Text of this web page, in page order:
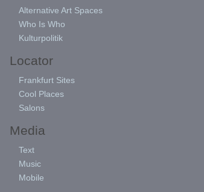
Alternative Art Spaces
Who Is Who
Kulturpolitik
Locator
Frankfurt Sites
Cool Places
Salons
Media
Text
Music
Mobile